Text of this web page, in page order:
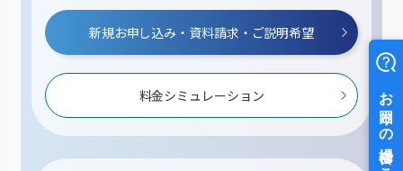
新規お申し込み・資料請求・ご説明希望
料金シミュレーション